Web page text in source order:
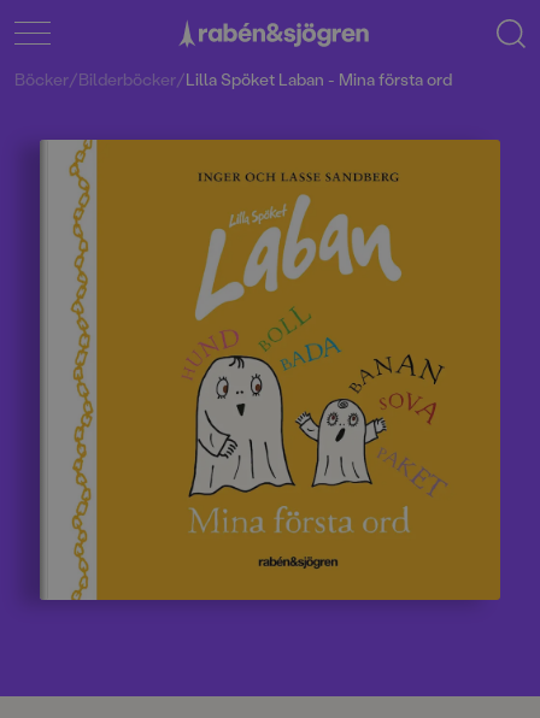
Böcker/Bilderböcker/Lilla Spöket Laban - Mina första ord